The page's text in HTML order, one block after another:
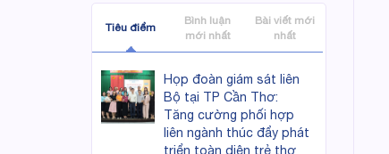
Tiêu điểm
Bình luận
mới nhất
Bài viết mới
nhất
Họp đoàn giám sát liên
Bộ tại TP Cần Thơ:
Tăng cường phối hợp
liên ngành thúc đẩy phát
triển toàn diện trẻ thơ